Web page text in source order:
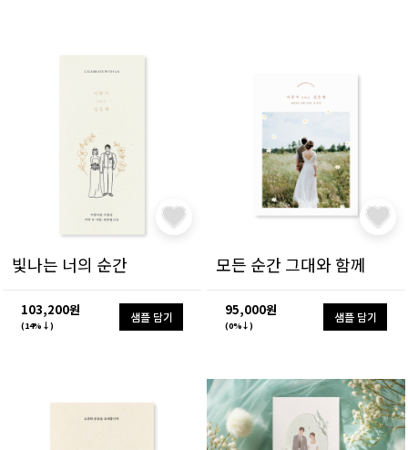
빛나는 너의 순간
103,200원
(14%↓)
샘플 담기
모든 순간 그대와 함께
95,000원
(0%↓)
샘플 담기